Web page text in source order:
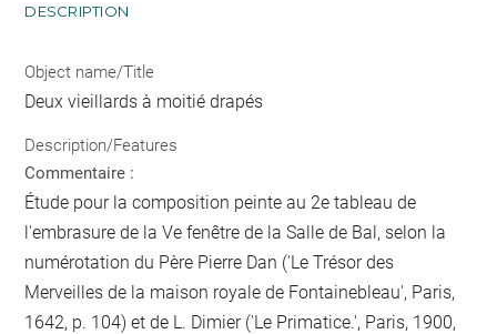
DESCRIPTION
Object name/Title
Deux vieillards à moitié drapés
Description/Features
Commentaire :
Étude pour la composition peinte au 2e tableau de
l'embrasure de la Ve fenêtre de la Salle de Bal, selon la
numérotation du Père Pierre Dan ('Le Trésor des
Merveilles de la maison royale de Fontainebleau', Paris,
1642, p. 104) et de L. Dimier ('Le Primatice.', Paris, 1900,